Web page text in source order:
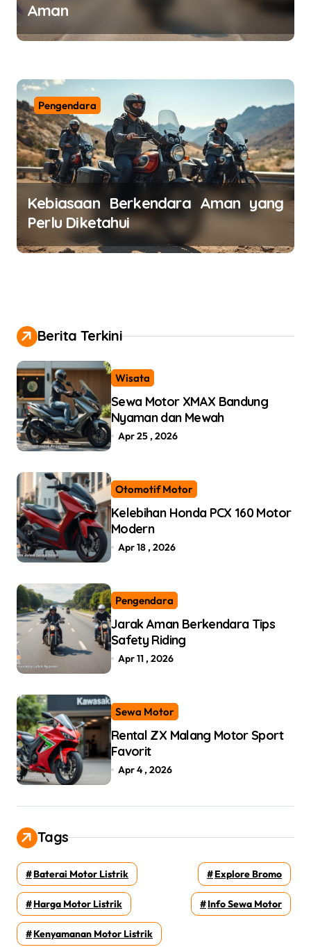
Aman
Pengendara
Kebiasaan Berkendara Aman yang
Perlu Diketahui
Berita Terkini
Wisata
Sewa Motor XMAX Bandung
Nyaman dan Mewah
Apr 25 , 2026
Otomotif Motor
Kelebihan Honda PCX 160 Motor
Modern
Apr 18 , 2026
Pengendara
Jarak Aman Berkendara Tips
Safety Riding
Apr 11 , 2026
Sewa Motor
Rental ZX Malang Motor Sport
Favorit
Apr 4 , 2026
Tags
Baterai Motor Listrik Explore Bromo
Harga Motor Listrik Info Sewa Motor
Kenyamanan Motor Listrik